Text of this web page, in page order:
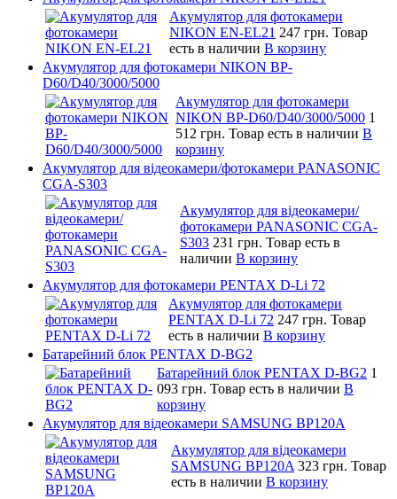
Акумулятор для фотокамери
NIKON EN-EL21 247 грн. Товар
есть в наличии В корзину
Акумулятор для фотокамери NIKON BP-
D60/D40/3000/5000
Акумулятор для фотокамери
NIKON BP-D60/D40/3000/5000 1
512 грн. Товар есть в наличии В
корзину
Акумулятор для відеокамери/фотокамери PANASONIC
CGA-S303
Акумулятор для відеокамери/
фотокамери PANASONIC CGA-
S303 231 грн. Товар есть в
наличии В корзину
Акумулятор для фотокамери PENTAX D-Li 72
Акумулятор для фотокамери
PENTAX D-Li 72 247 грн. Товар
есть в наличии В корзину
Батарейний блок PENTAX D-BG2
Батарейний блок PENTAX D-BG2 1
093 грн. Товар есть в наличии В
корзину
Акумулятор для відеокамери SAMSUNG BP120A
Акумулятор для відеокамери
SAMSUNG BP120A 323 грн. Товар
есть в наличии В корзину